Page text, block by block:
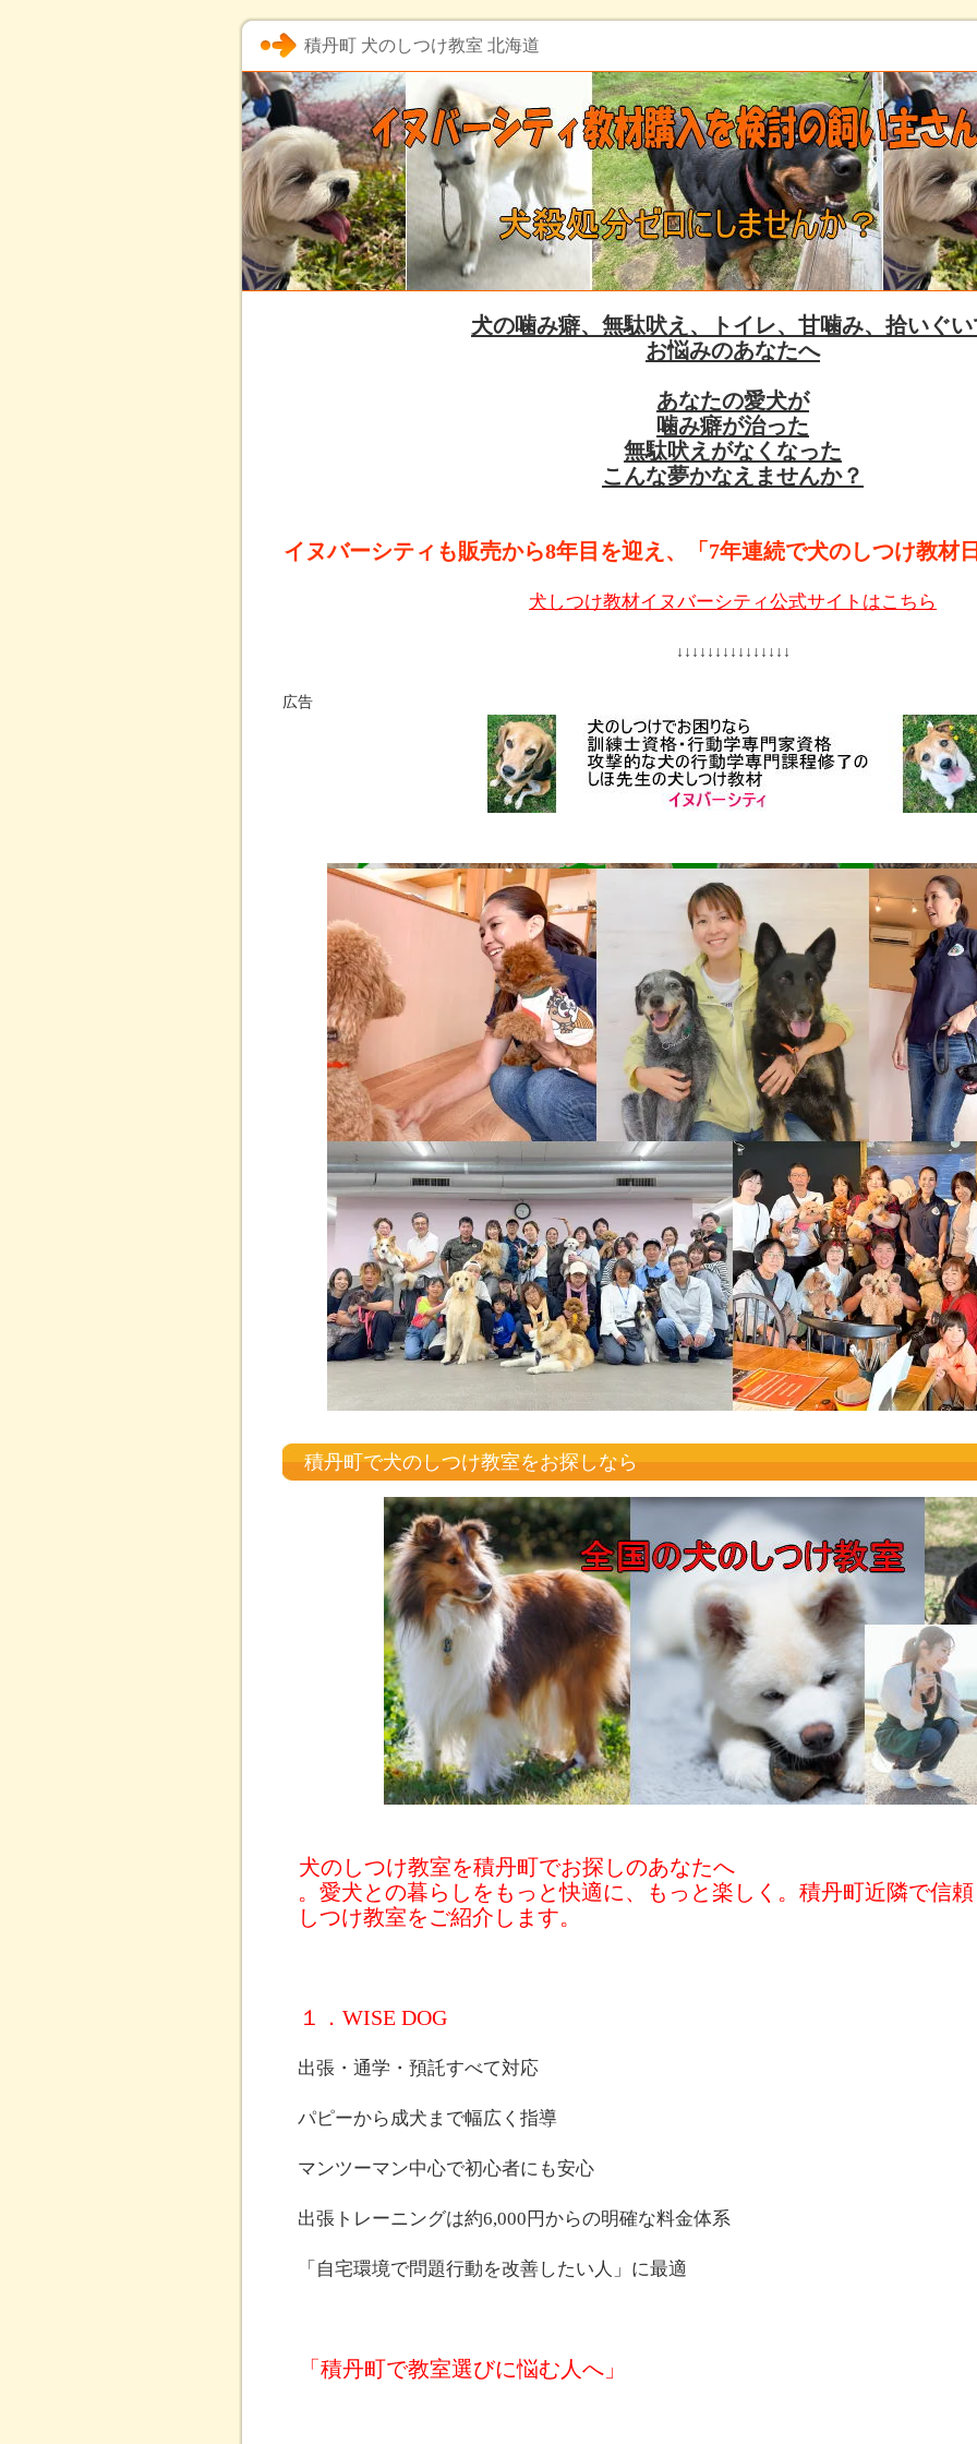
積丹町 犬のしつけ教室 北海道
犬の噛み癖、無駄吠え、トイレ、甘噛み、拾いぐい
お悩みのあなたへ
あなたの愛犬が
噛み癖が治った
無駄吠えがなくなった
こんな夢かなえませんか？
イヌバーシティも販売から8年目を迎え、「7年連続で犬のしつけ教材
犬しつけ教材イヌバーシティ公式サイトはこちら
↓↓↓↓↓↓↓↓↓↓↓↓↓↓↓
広告
積丹町で犬のしつけ教室をお探しなら
犬のしつけ教室を積丹町でお探しのあなたへ
。愛犬との暮らしをもっと快適に、もっと楽しく。積丹町近隣で信
しつけ教室をご紹介します。
１．WISE DOG
出張・通学・預託すべて対応
パピーから成犬まで幅広く指導
マンツーマン中心で初心者にも安心
出張トレーニングは約6,000円からの明確な料金体系
「自宅環境で問題行動を改善したい人」に最適
「積丹町で教室選びに悩む人へ」